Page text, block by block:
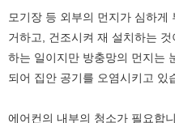
모기장 등 외부의 먼지가 심하게
거하고, 건조시켜 재 설치하는
하는 일이지만 방충망의 먼지는
되어 집안 공기를 오염시키고 있
에어컨의 내부의 청소가 필요합